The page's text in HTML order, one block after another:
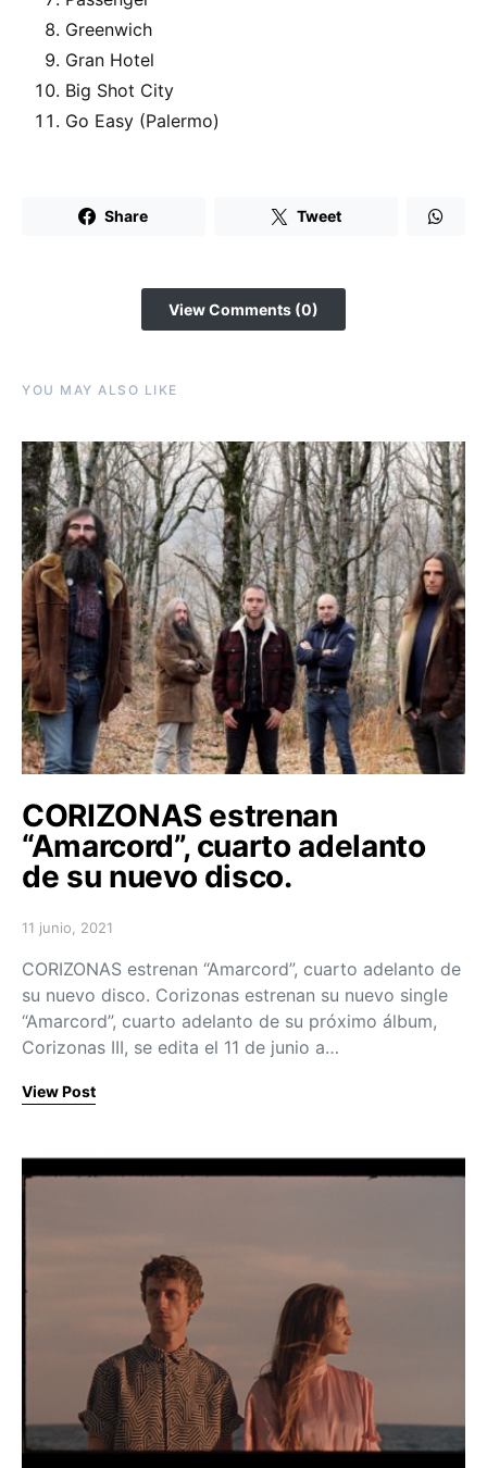
Greenwich
Gran Hotel
Big Shot City
Go Easy (Palermo)
Share Tweet
View Comments (0)
YOU MAY ALSO LIKE
CORIZONAS estrenan
“Amarcord”, cuarto adelanto
de su nuevo disco.
Posted on
11 junio, 2021
CORIZONAS estrenan “Amarcord”, cuarto adelanto de
su nuevo disco. Corizonas estrenan su nuevo single
“Amarcord”, cuarto adelanto de su próximo álbum,
Corizonas III, se edita el 11 de junio a…
View Post